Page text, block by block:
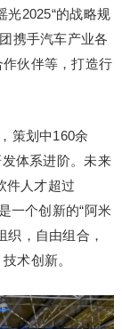
光2025“的战略规
携手汽车产业各
伙伴等，打造行
策划中160余
体系进阶。未来
件人才超过
一个创新的“阿米
织，自由组合，
术创新。